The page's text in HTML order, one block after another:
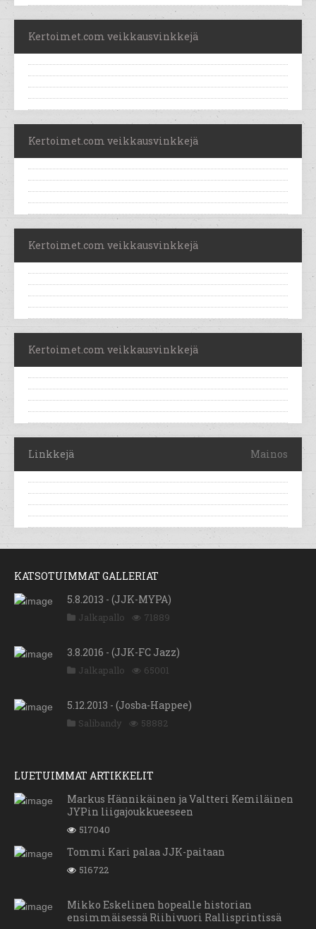
Kertoimet.com veikkausvinkkejä
Kertoimet.com veikkausvinkkejä
Kertoimet.com veikkausvinkkejä
Kertoimet.com veikkausvinkkejä
Linkkejä Mainos
KATSOTUIMMAT GALLERIAT
5.8.2013 - (JJK-MYPA)
Jalkapallo 71889
3.8.2016 - (JJK-FC Jazz)
Jalkapallo 65001
5.12.2013 - (Josba-Happee)
Salibandy 58882
LUETUIMMAT ARTIKKELIT
Markus Hännikäinen ja Valtteri Kemiläinen
JYPin liigajoukkueeseen
517040
Tommi Kari palaa JJK-paitaan
516722
Mikko Eskelinen hopealle historian
ensimmäisessä Riihivuori Rallisprintissä